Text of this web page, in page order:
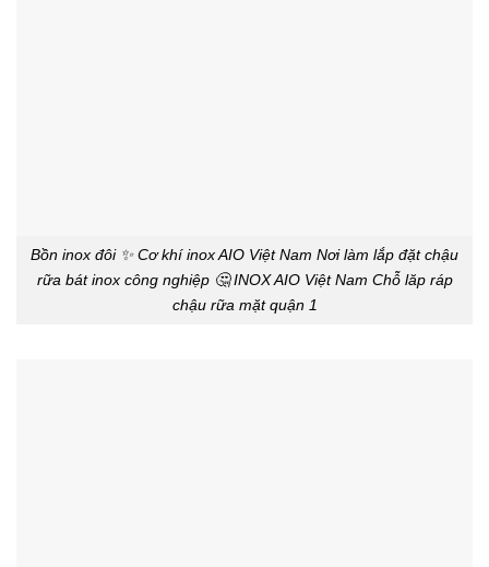
Bồn inox đôi ✨ Cơ khí inox AIO Việt Nam Nơi làm lắp đặt chậu
rữa bát inox công nghiệp 🤔 INOX AIO Việt Nam Chỗ lăp ráp
chậu rữa mặt quận 1